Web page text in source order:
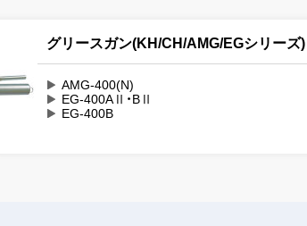
グリースガン(KH/CH/AMG/EGシリーズ)
AMG-400(N)
EG-400AⅡ・BⅡ
EG-400B